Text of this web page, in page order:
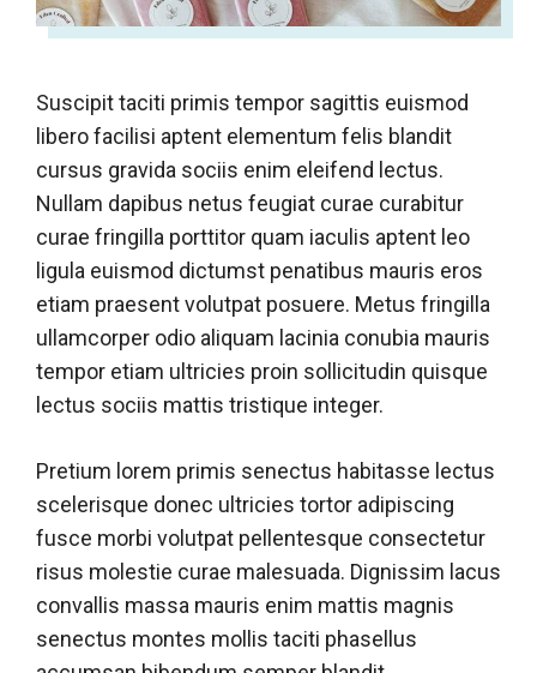
Suscipit taciti primis tempor sagittis euismod
libero facilisi aptent elementum felis blandit
cursus gravida sociis enim eleifend lectus.
Nullam dapibus netus feugiat curae curabitur
curae fringilla porttitor quam iaculis aptent leo
ligula euismod dictumst penatibus mauris eros
etiam praesent volutpat posuere. Metus fringilla
ullamcorper odio aliquam lacinia conubia mauris
tempor etiam ultricies proin sollicitudin quisque
lectus sociis mattis tristique integer.
Pretium lorem primis senectus habitasse lectus
scelerisque donec ultricies tortor adipiscing
fusce morbi volutpat pellentesque consectetur
risus molestie curae malesuada. Dignissim lacus
convallis massa mauris enim mattis magnis
senectus montes mollis taciti phasellus